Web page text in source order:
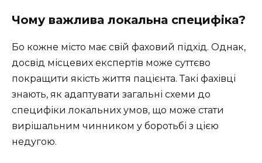
Чому важлива локальна специфіка?
Бо кожне місто має свій фаховий підхід. Однак,
досвід місцевих експертів може суттєво
покращити якість життя пацієнта. Такі фахівці
знають, як адаптувати загальні схеми до
специфіки локальних умов, що може стати
вирішальним чинником у боротьбі з цією
недугою.